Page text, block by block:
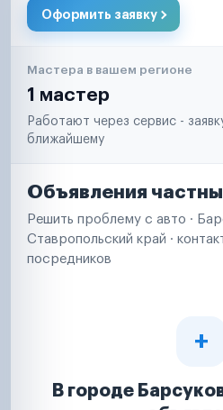
Оформить заявку
Мастера в вашем регионе
1 мастер
Работают через сервис -
ближайшему
Объявления
Решить проблему с авто ·
Ставропольский край ·
посредников
В городе